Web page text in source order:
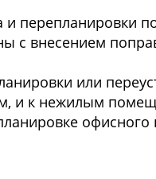
и перепланировки
с внесением
или
и к нежилым